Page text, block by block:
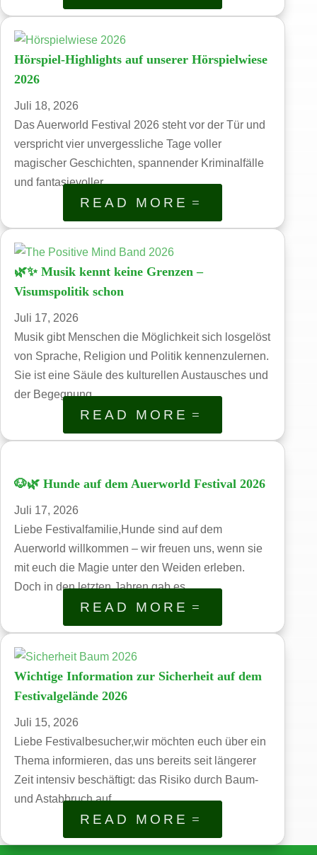
Hörspiel-Highlights auf unserer Hörspielwiese
2026
Juli 18, 2026
Das Auerworld Festival 2026 steht vor der Tür und
verspricht vier unvergessliche Tage voller
magischer Geschichten, spannender Kriminalfälle
und fantasievoller...
READ MORE
🌿✨ Musik kennt keine Grenzen –
Visumspolitik schon
Juli 17, 2026
Musik gibt Menschen die Möglichkeit sich losgelöst
von Sprache, Religion und Politik kennenzulernen.
Sie ist eine Säule des kulturellen Austausches und
der Begegnung....
READ MORE
🐶🌿 Hunde auf dem Auerworld Festival 2026
Juli 17, 2026
Liebe Festivalfamilie,Hunde sind auf dem
Auerworld willkommen – wir freuen uns, wenn sie
mit euch die Magie unter den Weiden erleben.
Doch in den letzten Jahren gab es...
READ MORE
Wichtige Information zur Sicherheit auf dem
Festivalgelände 2026
Juli 15, 2026
Liebe Festivalbesucher,wir möchten euch über ein
Thema informieren, das uns bereits seit längerer
Zeit intensiv beschäftigt: das Risiko durch Baum-
und Astabbruch auf...
READ MORE